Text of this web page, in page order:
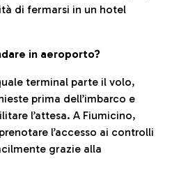
di fermarsi in un hotel
in aeroporto?
terminal parte il volo,
prima dell’imbarco e
l’attesa. A Fiumicino,
l’accesso ai controlli
grazie alla